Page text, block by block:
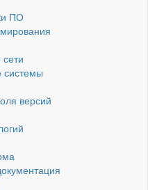
ПО
версий